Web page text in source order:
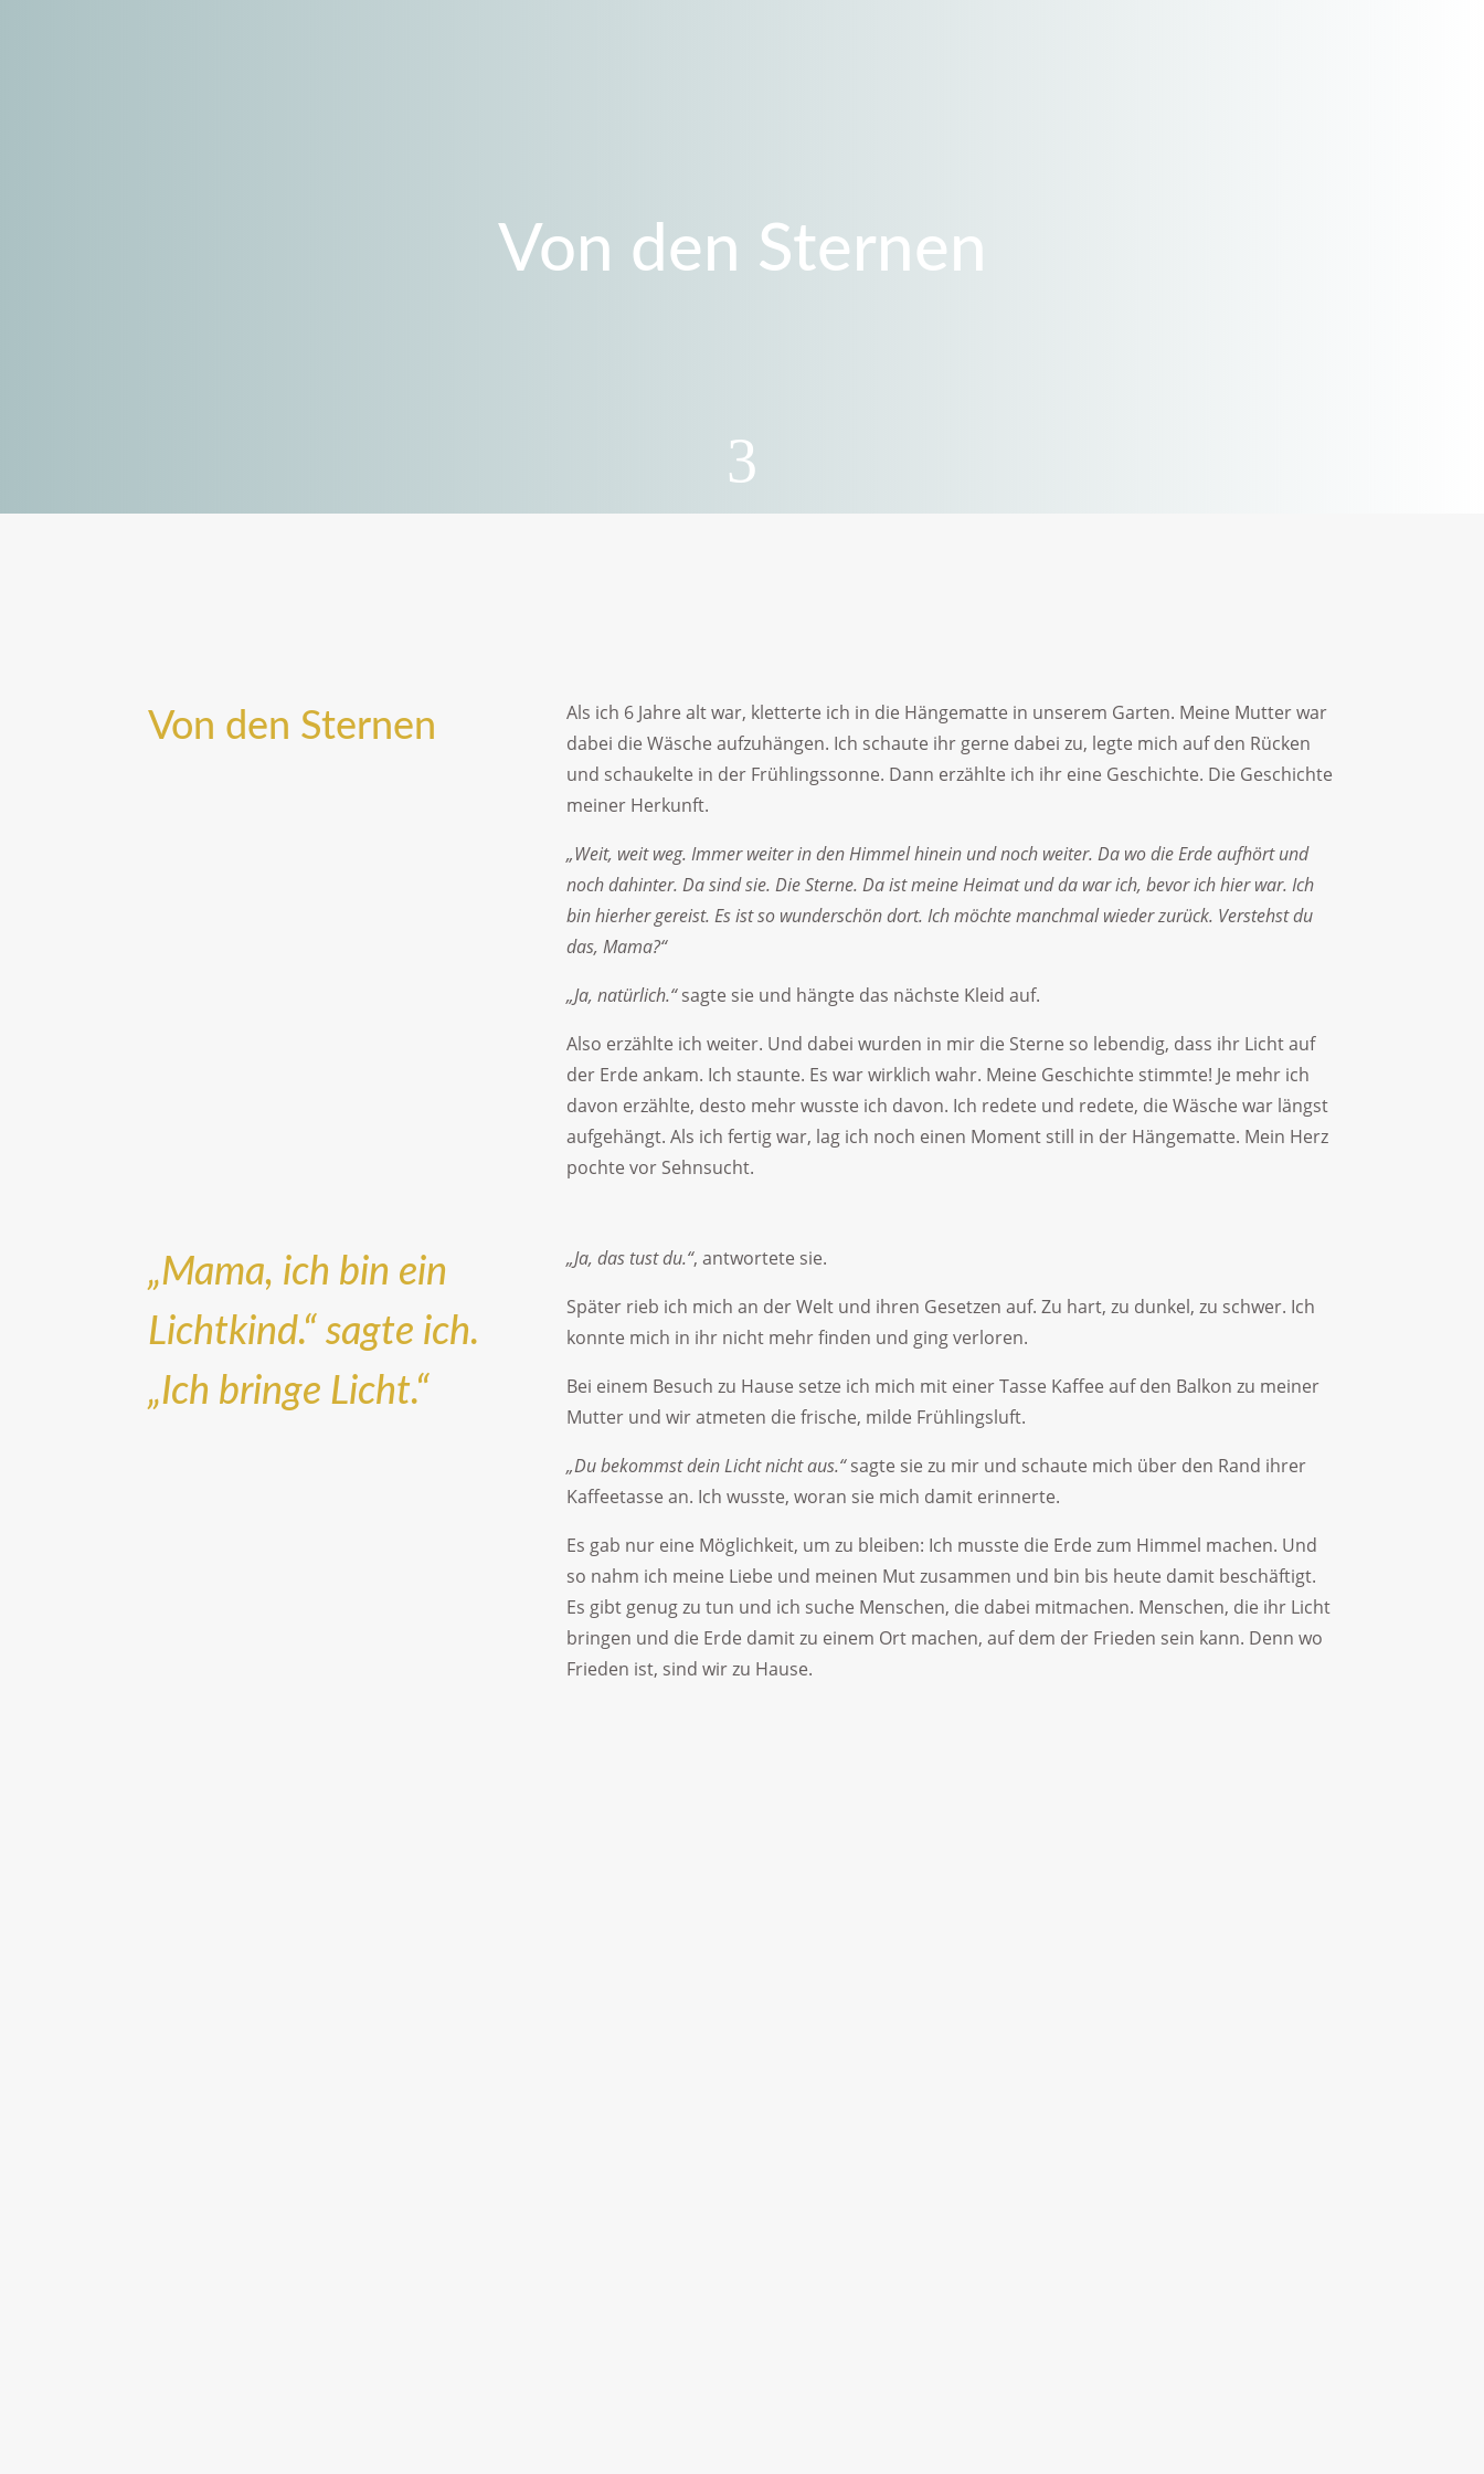
Von den Sternen
3
Von den Sternen
Als ich 6 Jahre alt war, kletterte ich in die Hängematte in unserem Garten. Meine Mutter war
dabei die Wäsche aufzuhängen. Ich schaute ihr gerne dabei zu, legte mich auf den Rücken
und schaukelte in der Frühlingssonne. Dann erzählte ich ihr eine Geschichte. Die Geschichte
meiner Herkunft.
„Weit, weit weg. Immer weiter in den Himmel hinein und noch weiter. Da wo die Erde aufhört und
noch dahinter. Da sind sie. Die Sterne. Da ist meine Heimat und da war ich, bevor ich hier war. Ich
bin hierher gereist. Es ist so wunderschön dort. Ich möchte manchmal wieder zurück. Verstehst du
das, Mama?“
„Ja, natürlich.“sagte sie und hängte das nächste Kleid auf.
Also erzählte ich weiter. Und dabei wurden in mir die Sterne so lebendig, dass ihr Licht auf
der Erde ankam. Ich staunte. Es war wirklich wahr. Meine Geschichte stimmte! Je mehr ich
davon erzählte, desto mehr wusste ich davon. Ich redete und redete, die Wäsche war längst
aufgehängt. Als ich fertig war, lag ich noch einen Moment still in der Hängematte. Mein Herz
pochte vor Sehnsucht.
„Mama, ich bin ein
Lichtkind.“ sagte ich.
„Ich bringe Licht.“
„Ja, das tust du.“, antwortete sie.
Später rieb ich mich an der Welt und ihren Gesetzen auf. Zu hart, zu dunkel, zu schwer. Ich
konnte mich in ihr nicht mehr finden und ging verloren.
Bei einem Besuch zu Hause setze ich mich mit einer Tasse Kaffee auf den Balkon zu meiner
Mutter und wir atmeten die frische, milde Frühlingsluft.
„Du bekommst dein Licht nicht aus.“sagte sie zu mir und schaute mich über den Rand ihrer
Kaffeetasse an. Ich wusste, woran sie mich damit erinnerte.
Es gab nur eine Möglichkeit, um zu bleiben: Ich musste die Erde zum Himmel machen. Und
so nahm ich meine Liebe und meinen Mut zusammen und bin bis heute damit beschäftigt.
Es gibt genug zu tun und ich suche Menschen, die dabei mitmachen. Menschen, die ihr Licht
bringen und die Erde damit zu einem Ort machen, auf dem der Frieden sein kann. Denn wo
Frieden ist, sind wir zu Hause.